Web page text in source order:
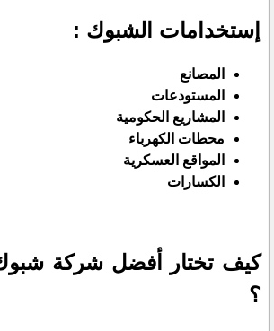
إستخدامات الشبوك :
المصانع
المستودعات
المشاريع الحكومية
محطات الكهرباء
المواقع العسكرية
الكسارات
كيف تختار أفضل شركة
؟